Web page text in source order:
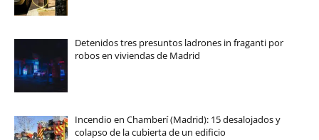
Detenidos tres presuntos ladrones in fraganti por
robos en viviendas de Madrid
Incendio en Chamberí (Madrid): 15 desalojados y
colapso de la cubierta de un edificio